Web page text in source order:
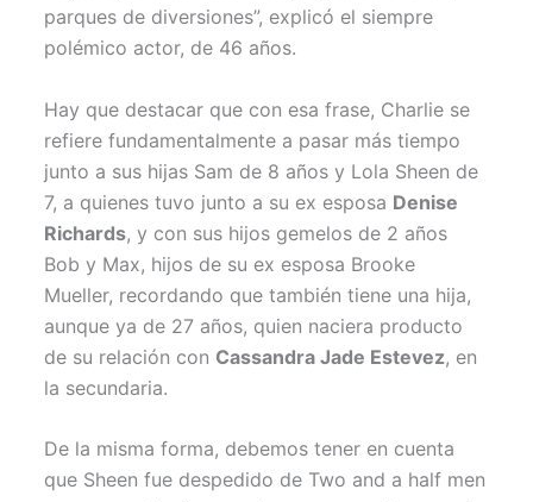
parques de diversiones”, explicó el siempre
polémico actor, de 46 años.
Hay que destacar que con esa frase, Charlie se
refiere fundamentalmente a pasar más tiempo
junto a sus hijas Sam de 8 años y Lola Sheen de
7, a quienes tuvo junto a su ex esposa Denise
Richards, y con sus hijos gemelos de 2 años
Bob y Max, hijos de su ex esposa Brooke
Mueller, recordando que también tiene una hija,
aunque ya de 27 años, quien naciera producto
de su relación con Cassandra Jade Estevez, en
la secundaria.
De la misma forma, debemos tener en cuenta
que Sheen fue despedido de Two and a half men